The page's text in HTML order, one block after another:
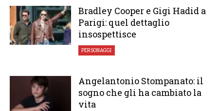
Bradley Cooper e Gigi Hadid a
Parigi: quel dettaglio
insospettisce
PERSONAGGI
Angelantonio Stompanato: il
sogno che gli ha cambiato la
vita